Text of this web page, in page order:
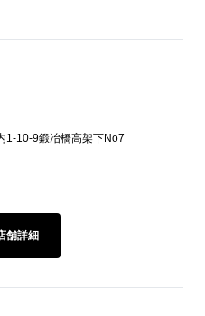
1-10-9鍛冶橋高架下No7
舗詳細